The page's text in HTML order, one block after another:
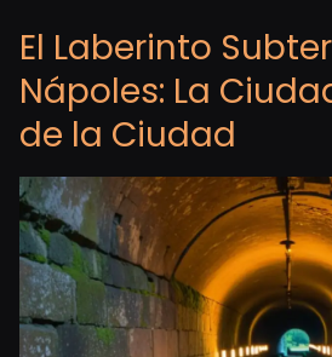
El Laberinto
Nápoles: La
de la Ciudad